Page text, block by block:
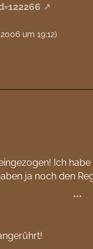
um 19:12)
Ich
ja noch den
***